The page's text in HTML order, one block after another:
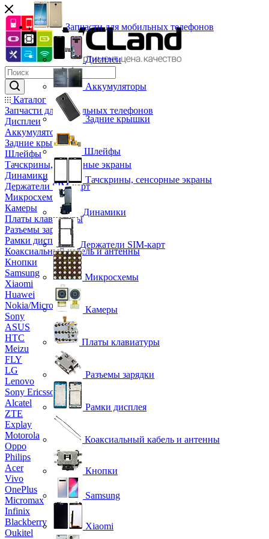
Каталог
Запчасти для мобильных телефонов
Дисплеи
Аккумуляторы
Задние крышки
Шлейфы
Тачскрины, сенсорные экраны
Динамики
Держатели SIM-карт
Микросхемы
Камеры
Платы клавиатуры
Разъемы зарядки
Рамки дисплея
Коаксиальный кабель и антенны
Кнопки
Samsung
Xiaomi
Huawei
Nokia/Microsoft
Sony
ASUS
HTC
Meizu
FLY
LG
Lenovo
Sony Ericsson
Alcatel
ZTE
Explay
Motorola
Oppo
Philips
Acer
Vivo
OnePlus
Micromax
Infinix
Blackberry
Oukitel
Запчасти для мобильных телефонов
Дисплеи
Аккумуляторы
Задние крышки
Шлейфы
Тачскрины, сенсорные экраны
Динамики
Держатели SIM-карт
Микросхемы
Камеры
Платы клавиатуры
Разъемы зарядки
Рамки дисплея
Коаксиальный кабель и антенны
Кнопки
Samsung
Xiaomi